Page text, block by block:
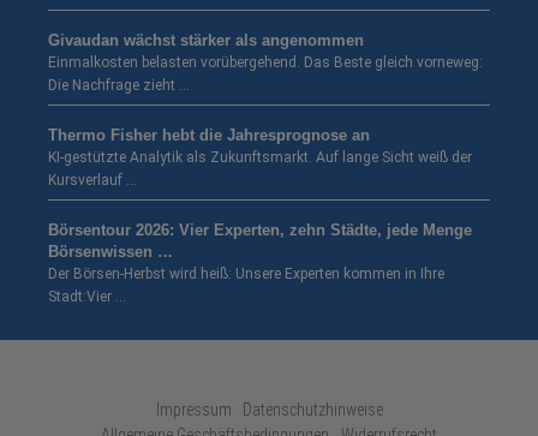
Givaudan wächst stärker als angenommen
Einmalkosten belasten vorübergehend. Das Beste gleich vorneweg:
Die Nachfrage zieht …
Thermo Fisher hebt die Jahresprognose an
KI-gestützte Analytik als Zukunftsmarkt. Auf lange Sicht weiß der
Kursverlauf …
Börsentour 2026: Vier Experten, zehn Städte, jede Menge
Börsenwissen …
Der Börsen-Herbst wird heiß: Unsere Experten kommen in Ihre
Stadt:Vier …
Impressum · Datenschutzhinweise